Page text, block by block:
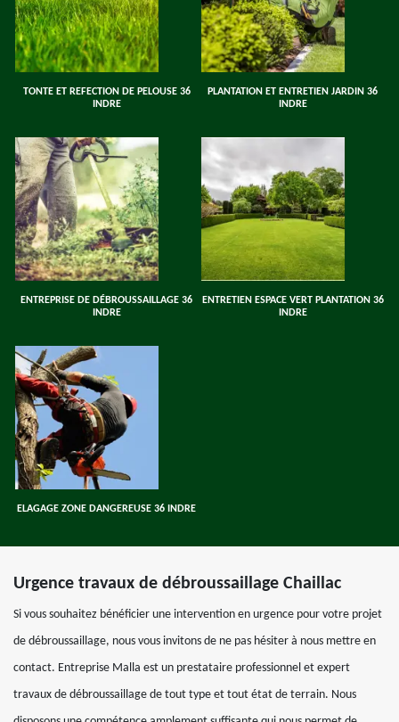
TONTE ET REFECTION DE PELOUSE 36
INDRE
PLANTATION ET ENTRETIEN JARDIN 36
INDRE
ENTREPRISE DE DÉBROUSSAILLAGE 36
INDRE
ENTRETIEN ESPACE VERT PLANTATION 36
INDRE
ELAGAGE ZONE DANGEREUSE 36 INDRE
Urgence travaux de débroussaillage Chaillac
Si vous souhaitez bénéficier une intervention en urgence pour votre projet
de débroussaillage, nous vous invitons de ne pas hésiter à nous mettre en
contact. Entreprise Malla est un prestataire professionnel et expert
travaux de débroussaillage de tout type et tout état de terrain. Nous